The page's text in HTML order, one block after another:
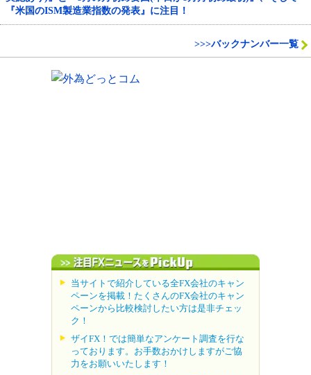
『米国のISM製造業指数の発表』に注目！
>>>バックナンバー一覧
当サイトで紹介している全FX会社のキャン
ペーンを掲載！たくさんのFX会社のキャン
ペーンから比較検討したい方は是非チェッ
ク！
ザイFX！では簡単なアンケート調査を行な
っております。お手数おかけしますがご協
力をお願いいたします！